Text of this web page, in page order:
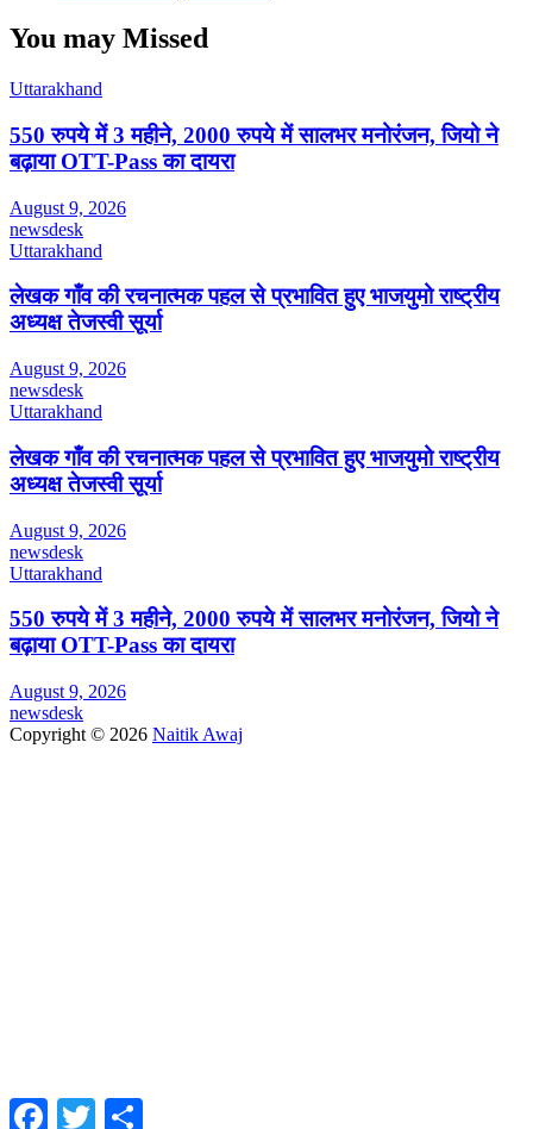
You may Missed
Uttarakhand
550 रुपये में 3 महीने, 2000 रुपये में सालभर मनोरंजन, जियो ने
बढ़ाया OTT-Pass का दायरा
August 9, 2026
newsdesk
Uttarakhand
लेखक गाँव की रचनात्मक पहल से प्रभावित हुए भाजयुमो राष्ट्रीय
अध्यक्ष तेजस्वी सूर्या
August 9, 2026
newsdesk
Uttarakhand
लेखक गाँव की रचनात्मक पहल से प्रभावित हुए भाजयुमो राष्ट्रीय
अध्यक्ष तेजस्वी सूर्या
August 9, 2026
newsdesk
Uttarakhand
550 रुपये में 3 महीने, 2000 रुपये में सालभर मनोरंजन, जियो ने
बढ़ाया OTT-Pass का दायरा
August 9, 2026
newsdesk
Copyright © 2026 Naitik Awaj
FacebookTwitter